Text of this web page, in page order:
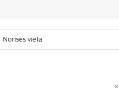
Norises vieta